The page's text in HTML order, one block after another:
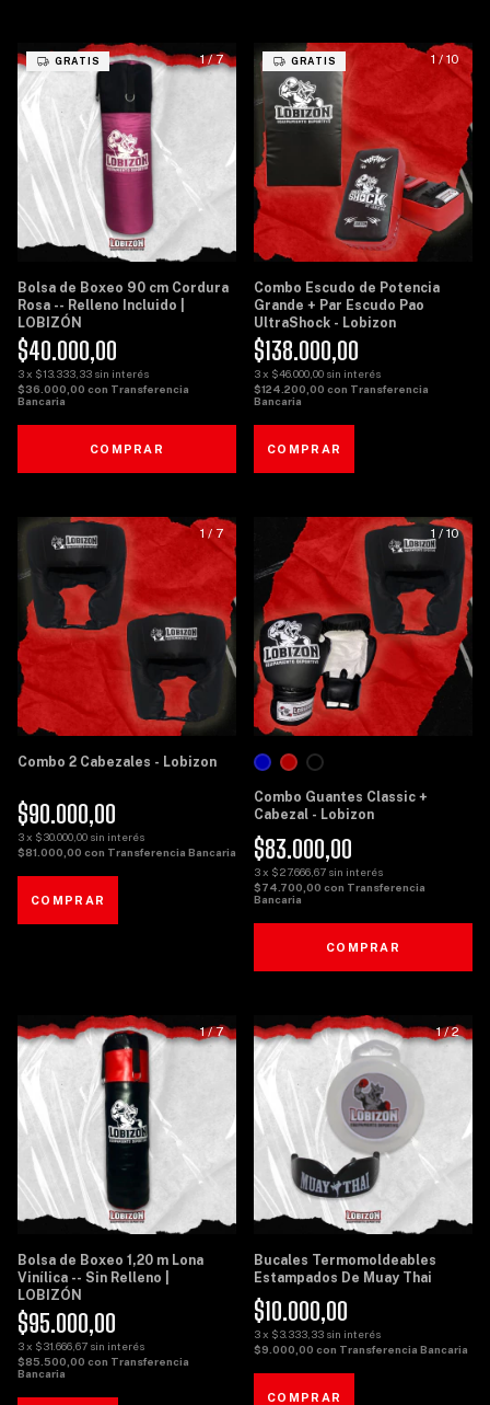
1/7
GRATIS
Bolsa de Boxeo 90 cm Cordura
Rosa -- Relleno Incluido |
LOBIZÓN
$40.000,00
3x $13.333,33 sin interés
$36.000,00 con Transferencia
Bancaria
COMPRAR
1/10
GRATIS
Combo Escudo de Potencia
Grande + Par Escudo Pao
UltraShock - Lobizon
$138.000,00
3x $46.000,00 sin interés
$124.200,00 con Transferencia
Bancaria
1/ 7
Combo 2 Cabezales - Lobizon
$90.000,00
3x $30.000,00 sin interés
$81.000,00 con Transferencia Bancaria
1 /10
Combo Guantes Classic +
Cabezal - Lobizon
$83.000,00
3x $27.666,67 sin interés
$74.700,00 con Transferencia
Bancaria
COMPRAR
1/7
Bolsa de Boxeo 1,20 m Lona
Vinílica -- Sin Relleno |
LOBIZÓN
$95.000,00
3x $31.666,67 sin interés
$85.500,00 con Transferencia
Bancaria
1/2
Bucales Termomoldeables
Estampados De Muay Thai
$10.000,00
3x $3.333,33 sin interés
$9.000,00 con Transferencia Bancaria